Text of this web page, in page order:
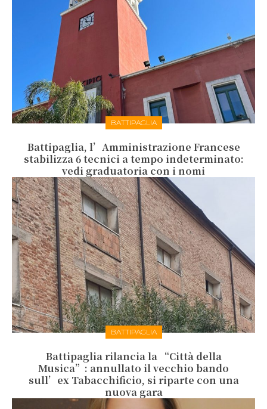
BATTIPAGLIA
Battipaglia, l’Amministrazione Francese
stabilizza 6 tecnici a tempo indeterminato:
vedi graduatoria con i nomi
BATTIPAGLIA
Battipaglia rilancia la “Città della
Musica”: annullato il vecchio bando
sull’ex Tabacchificio, si riparte con una
nuova gara